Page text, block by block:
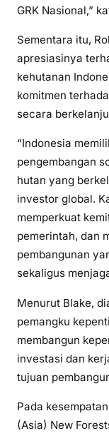
GRK Nasional,”
Sementara itu,
apresiasinya
kehutanan
komitmen
secara
“Indonesia
pengembangan
hutan yang
investor global.
memperkuat
pemerintah, dan
pembangunan
sekaligus
Menurut Blake,
pemangku
membangun
investasi dan
tujuan
Pada
(Asia) New